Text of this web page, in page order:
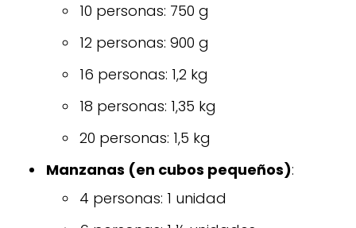
10 personas: 750 g
12 personas: 900 g
16 personas: 1,2 kg
18 personas: 1,35 kg
20 personas: 1,5 kg
Manzanas (en cubos pequeños):
4 personas: 1 unidad